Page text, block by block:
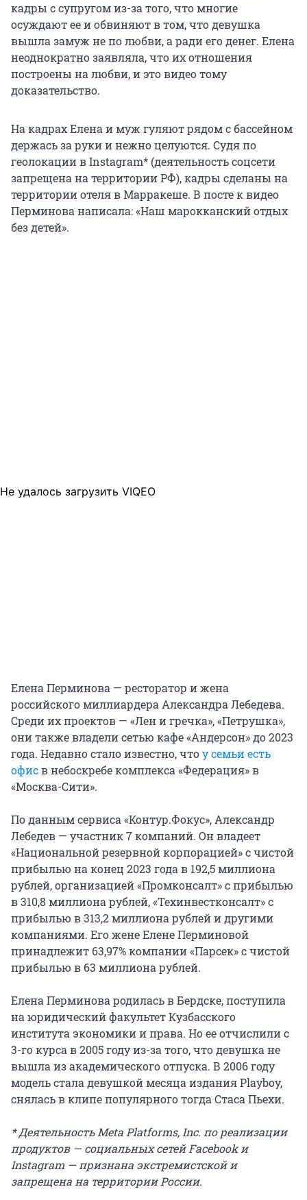
кадры с супругом из-за того, что многие
осуждают ее и обвиняют в том, что девушка
вышла замуж не по любви, а ради его денег. Елена
неоднократно заявляла, что их отношения
построены на любви, и это видео тому
доказательство.
На кадрах Елена и муж гуляют рядом с бассейном
держась за руки и нежно целуются. Судя по
геолокации в Instagram* (деятельность соцсети
запрещена на территории РФ), кадры сделаны на
территории отеля в Марракеше. В посте к видео
Перминова написала: «Наш марокканский отдых
без детей».
Не удалось загрузить VIQEO
Елена Перминова — ресторатор и жена
российского миллиардера Александра Лебедева.
Среди их проектов — «Лен и гречка», «Петрушка»,
они также владели сетью кафе «Андерсон» до 2023
года. Недавно стало известно, чтоу семьи есть
офисв небоскребе комплекса «Федерация» в
«Москва-Сити».
По данным сервиса «Контур.Фокус», Александр
Лебедев — участник 7 компаний. Он владеет
«Национальной резервной корпорацией» с чистой
прибылью на конец 2023 года в 192,5 миллиона
рублей, организацией «Промконсалт» с прибылью
в 310,8 миллиона рублей, «Техинвестконсалт» с
прибылью в 313,2 миллиона рублей и другими
компаниями. Его жене Елене Перминовой
принадлежит 63,97% компании «Парсек» с чистой
прибылью в 63 миллиона рублей.
Елена Перминова родилась в Бердске, поступила
на юридический факультет Кузбасского
института экономики и права. Но ее отчислили с
3-го курса в 2005 году из-за того, что девушка не
вышла из академического отпуска. В 2006 году
модель стала девушкой месяца издания Playboy,
снялась в клипе популярного тогда Стаса Пьехи.
* Деятельность Meta Platforms, Inc. по реализации
продуктов — социальных сетей Facebook и
Instagram — признана экстремистской и
запрещена на территории России.